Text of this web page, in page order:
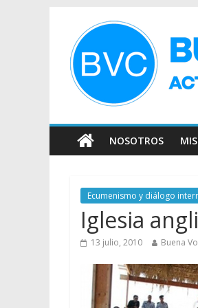
NOSOTROS
Ecumenismo y diálogo
Iglesia
13 julio, 2010 Buena